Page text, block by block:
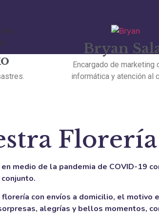
Bryan
Encargado de marketing
informática y atención al
Florería
medio de la pandemia de COVID-19
con envíos a domicilio, el motivo
alegrías y bellos momentos,